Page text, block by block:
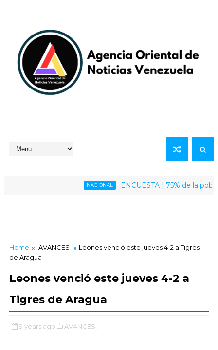
NACIONAL ENCUESTA | 75% de la
Home AVANCES
Leones venció este jueves 4-2 a Tigres
de Aragua
Leones venció este jueves 4-2 a
Tigres de Aragua
9 years ago AVANCES,